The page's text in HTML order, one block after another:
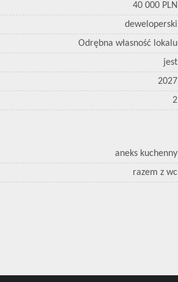
40 000 PLN
deweloperski
Odrębna własność lokalu
jest
2027
2
aneks kuchenny
razem z wc